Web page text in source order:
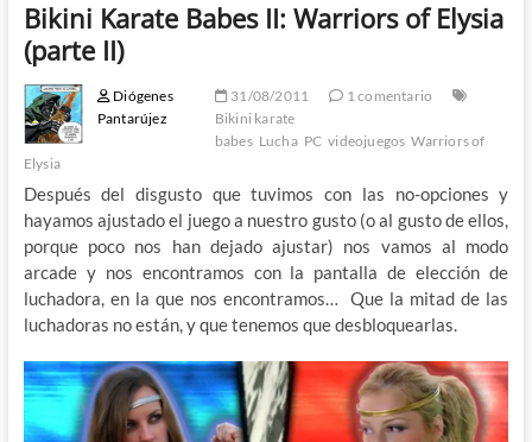
Bikini Karate Babes II: Warriors of Elysia
(parte II)
Diógenes
Pantarújez
31/08/2011
1 comentario
Bikini karate
babes Lucha PC videojuegos Warriors of
Elysia
Después del disgusto que tuvimos con las no-opciones y
hayamos ajustado el juego a nuestro gusto (o al gusto de ellos,
porque poco nos han dejado ajustar) nos vamos al modo
arcade y nos encontramos con la pantalla de elección de
luchadora, en la que nos encontramos… Que la mitad de las
luchadoras no están, y que tenemos que desbloquearlas.